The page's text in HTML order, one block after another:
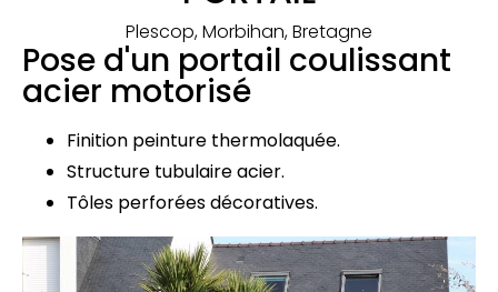
Plescop, Morbihan, Bretagne
Pose d'un portail coulissant
acier motorisé
Finition peinture thermolaquée.
Structure tubulaire acier.
Tôles perforées décoratives.